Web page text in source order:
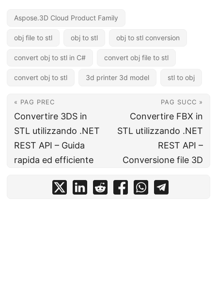
Aspose.3D Cloud Product Family
obj file to stl obj to stl obj to stl conversion
convert obj to stl in C# convert obj file to stl
convert obj to stl 3d printer 3d model stl to obj
« PAG PREC
Convertire 3DS in
STL utilizzando .NET
REST API – Guida
rapida ed efficiente
PAG SUCC »
Convertire FBX in
STL utilizzando .NET
REST API –
Conversione file 3D